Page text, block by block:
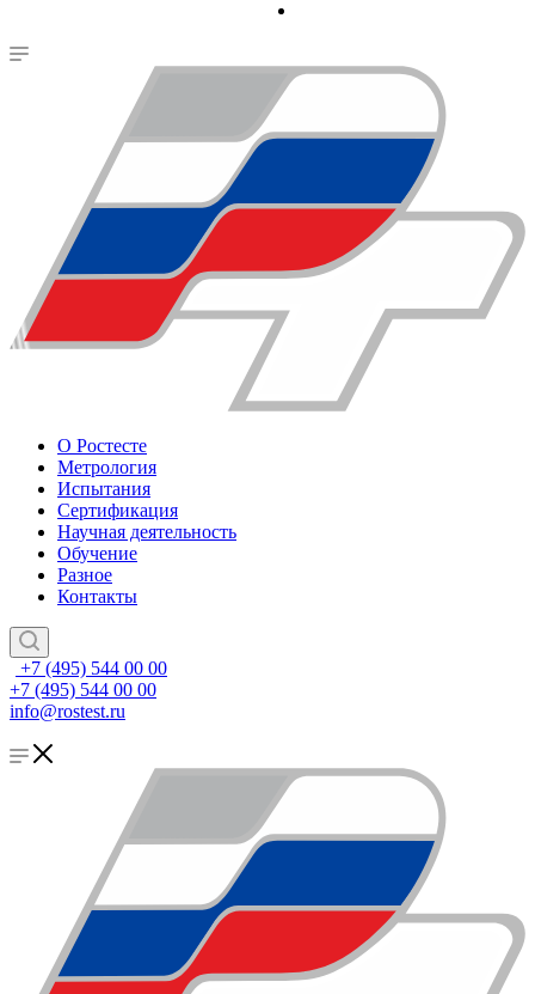
О Ростесте
Метрология
Испытания
Сертификация
Научная деятельность
Обучение
Разное
Контакты
+7 (495) 544 00 00
+7 (495) 544 00 00
info@rostest.ru